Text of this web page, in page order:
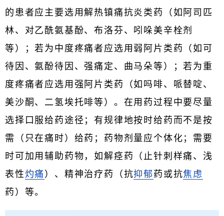
的患者应主要选用解热镇痛抗炎类药（如阿司匹
林、对乙酰氨基酚、布洛芬、吲哚美辛栓剂
等）；若为中度疼痛者应选用弱阿片类药（如可
待因、氨酚待因、强痛定、曲马朵等）；若为重
度疼痛者应选用强阿片类药（如吗啡、哌替啶、
美沙酮、二氢埃托啡等）。在用药过程中要尽量
选择口服给药途径；有规律地按时给药而不是按
需（只在痛时）给药；药物剂量应个体化；需要
时可加用辅助药物，如解痉药（止针刺样痛、浅
表性灼痛 ）、精神治疗药（抗抑郁 药或抗焦虑
药）等。